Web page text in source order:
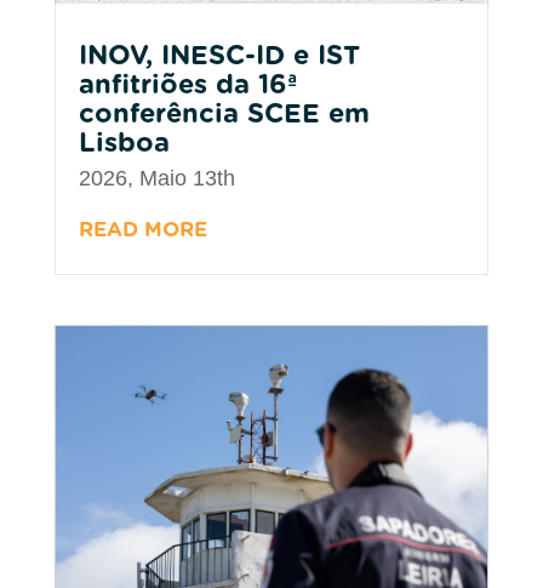
INOV, INESC-ID e IST
anfitriões da 16ª
conferência SCEE em
Lisboa
2026, Maio 13th
READ MORE